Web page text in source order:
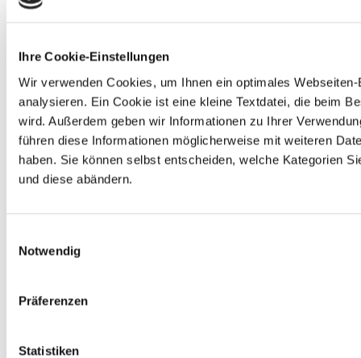
Ihre Cookie-Einstellungen
Wir verwenden Cookies, um Ihnen ein optimales
analysieren. Ein Cookie ist eine kleine Textdatei, die beim
wird. Außerdem geben wir Informationen zu Ihrer
führen diese Informationen möglicherweise mit weiteren
haben. Sie können selbst entscheiden, welche Kategorien
und diese abändern.
Notwendig
Präferenzen
Statistiken